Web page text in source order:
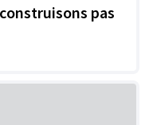
pas